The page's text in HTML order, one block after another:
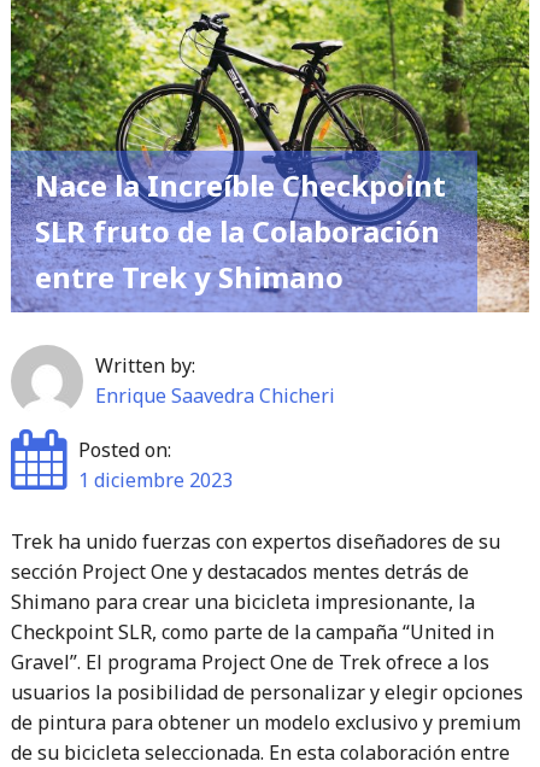
mensajes
de
voz
autodestructibles"
Nace la Increíble Checkpoint
SLR fruto de la Colaboración
entre Trek y Shimano
Written by:
Enrique Saavedra Chicheri
Posted on:
1 diciembre 2023
Trek ha unido fuerzas con expertos diseñadores de su
sección Project One y destacados mentes detrás de
Shimano para crear una bicicleta impresionante, la
Checkpoint SLR, como parte de la campaña “United in
Gravel”. El programa Project One de Trek ofrece a los
usuarios la posibilidad de personalizar y elegir opciones
de pintura para obtener un modelo exclusivo y premium
de su bicicleta seleccionada. En esta colaboración entre